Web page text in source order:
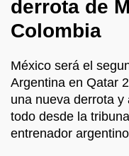
derrota de
Colombia
México será el
Argentina en Qatar
una nueva derrota y
todo desde la
entrenador